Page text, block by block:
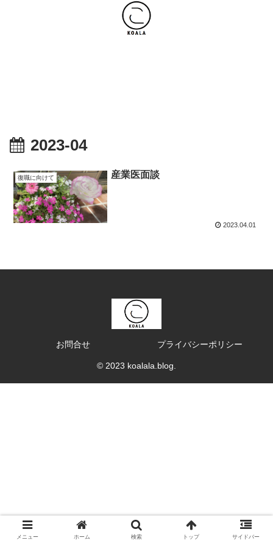
2023-04
復職に向けて 産業医面談
2023.04.01
お問合せ プライバシーポリシー
© 2023 koalala.blog.
メニュー ホーム 検索 トップ サイドバー